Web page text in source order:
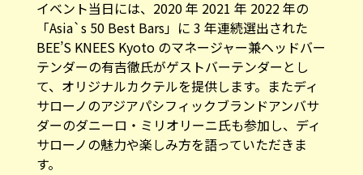
イベント当日には、2020 年 2021 年 2022 年の
「Asia`s 50 Best Bars」に 3 年連続選出された
BEE’S KNEES Kyoto のマネージャー兼ヘッドバー
テンダーの有吉徹氏がゲストバーテンダーとし
て、オリジナルカクテルを提供します。またディ
サローノのアジアパシフィックブランドアンバサ
ダーのダニーロ・ミリオリーニ氏も参加し、ディ
サローノの魅力や楽しみ方を語っていただきま
す。